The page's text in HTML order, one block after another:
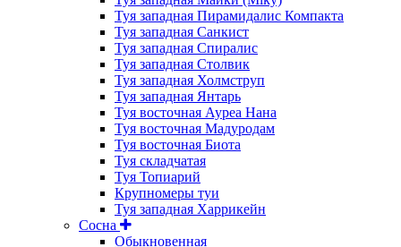
Туя западная Пирамидалис Компакта
Туя западная Санкист
Туя западная Спиралис
Туя западная Столвик
Туя западная Холмструп
Туя западная Янтарь
Туя восточная Ауреа Нана
Туя восточная Мадуродам
Туя восточная Биота
Туя складчатая
Туя Топиарий
Крупномеры туи
Туя западная Харрикейн
Сосна
Обыкновенная